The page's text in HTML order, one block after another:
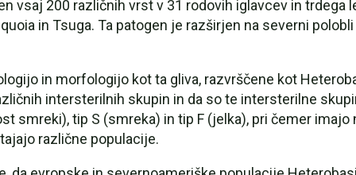
vsaj 200 različnih vrst v 31 rodovih iglavcev in trdega
in Tsuga. Ta patogen je razširjen na severni
in morfologijo kot ta gliva, razvrščene kot
intersterilnih skupin in da so te intersterilne
smreki), tip S (smreka) in tip F (jelka), pri čemer
različne populacije.